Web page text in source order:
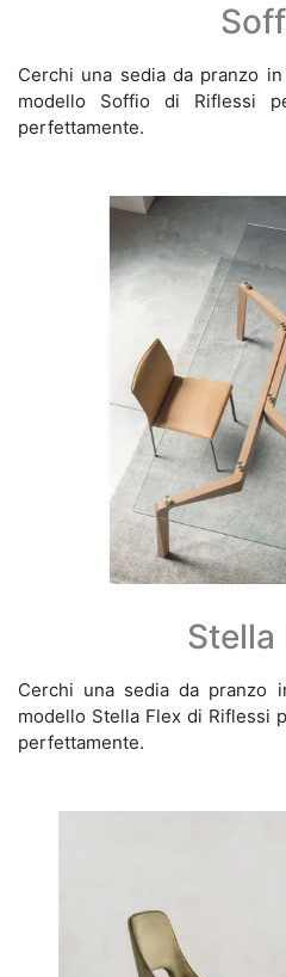
Cerchi una sedia da pranzo
modello Soffio di Riflessi
perfettamente.
Stella
Cerchi una sedia da pranzo
modello Stella Flex di Riflessi
perfettamente.